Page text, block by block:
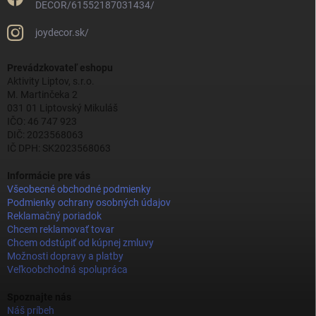
DECOR/61552187031434/
joydecor.sk/
Prevádzkovateľ eshopu
Aktivity Liptov, s.r.o.
M. Martinčeka 2
031 01 Liptovský Mikuláš
IČO: 46 747 923
DIČ: 2023568063
IČ DPH: SK2023568063
Informácie pre vás
Všeobecné obchodné podmienky
Podmienky ochrany osobných údajov
Reklamačný poriadok
Chcem reklamovať tovar
Chcem odstúpiť od kúpnej zmluvy
Možnosti dopravy a platby
Veľkoobchodná spolupráca
Náš príbeh